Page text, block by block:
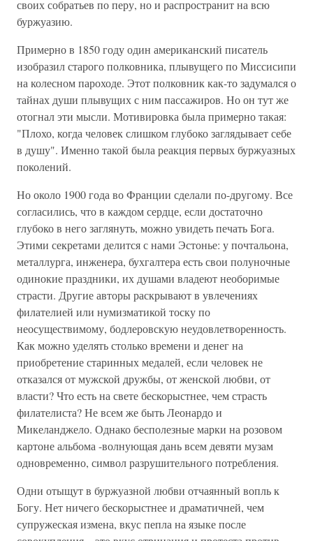
своих собратьев по перу, но и распространит на всю
буржуазию.
Примерно в 1850 году один американский писатель
изобразил старого полковника, плывущего по Миссисипи
на колесном пароходе. Этот полковник как-то задумался о
тайнах души плывущих с ним пассажиров. Но он тут же
отогнал эти мысли. Мотивировка была примерно такая:
"Плохо, когда человек слишком глубоко заглядывает себе
в душу". Именно такой была реакция первых буржуазных
поколений.
Но около 1900 года во Франции сделали по-другому. Все
согласились, что в каждом сердце, если достаточно
глубоко в него заглянуть, можно увидеть печать Бога.
Этими секретами делится с нами Эстонье: у почтальона,
металлурга, инженера, бухгалтера есть свои полуночные
одинокие праздники, их душами владеют необоримые
страсти. Другие авторы раскрывают в увлечениях
филателией или нумизматикой тоску по
неосуществимому, бодлеровскую неудовлетворенность.
Как можно уделять столько времени и денег на
приобретение старинных медалей, если человек не
отказался от мужской дружбы, от женской любви, от
власти? Что есть на свете бескорыстнее, чем страсть
филателиста? Не всем же быть Леонардо и
Микеланджело. Однако бесполезные марки на розовом
картоне альбома -волнующая дань всем девяти музам
одновременно, символ разрушительного потребления.
Одни отыщут в буржуазной любви отчаянный вопль к
Богу. Нет ничего бескорыстнее и драматичней, чем
супружеская измена, вкус пепла на языке после